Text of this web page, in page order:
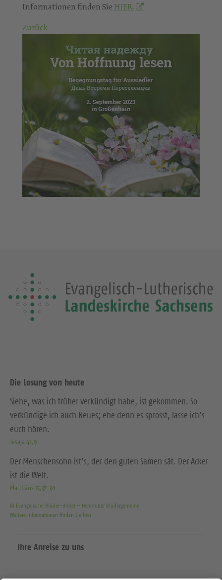
Informationen finden Sie HIER.
Zurück
Die Losung von heute
Siehe, was ich früher verkündigt habe, ist gekommen. So
verkündige ich auch Neues; ehe denn es sprosst, lasse ich’s
euch hören.
Jesaja 42,9
Der Menschensohn ist’s, der den guten Samen sät. Der Acker
ist die Welt.
Matthäus 13,37-38
© Evangelische Brüder-Unität – Herrnhuter Brüdergemeine
Weitere Informationen finden Sie hier
Ihre Anreise zu uns